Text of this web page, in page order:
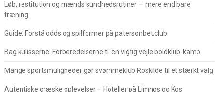
Løb, restitution og mænds sundhedsrutiner — mere end bare
træning
Guide: Forstå odds og spilformer på patersonbet.club
Bag kulisserne: Forberedelserne til en vigtig vejle boldklub-kamp
Mange sportsmuligheder gør svømmeklub Roskilde til et stærkt valg
Autentiske græske oplevelser – Hoteller på Limnos og Kos